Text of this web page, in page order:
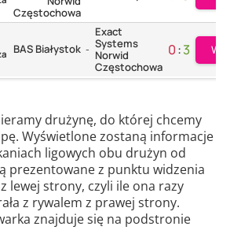
Częstochowa
BAS Białystok -
Exact
Systems
Norwid
Częstochowa
0:3
drużynę, do której chcemy
Wyświetlone zostaną informacje
ligowych obu drużyn od
prezentowane z punktu widzenia
lewej strony, czyli ile ona razy
z rywalem z prawej strony.
znajduje się na podstronie